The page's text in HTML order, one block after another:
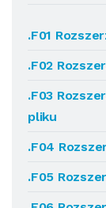
.F01
.F02
.F03
pliku
.F04
.F05